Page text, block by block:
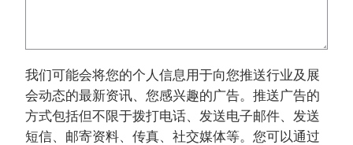
我们可能会将您的个人信息用于向您推送行业及展
会动态的最新资讯、您感兴趣的广告。推送广告的
方式包括但不限于拨打电话、发送电子邮件、发送
短信、邮寄资料、传真、社交媒体等。您可以通过